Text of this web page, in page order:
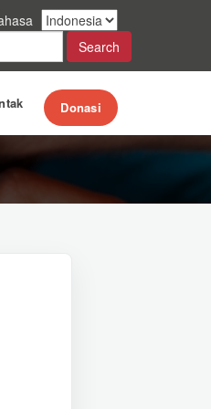
Search
Donasi